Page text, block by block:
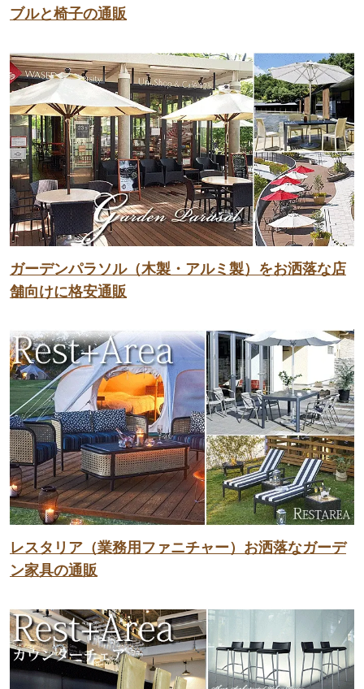
ブルと椅子の通販
ガーデンパラソル（木製・アルミ製）をお洒落な店
舗向けに格安通販
レスタリア（業務用ファニチャー）お洒落なガーデ
ン家具の通販